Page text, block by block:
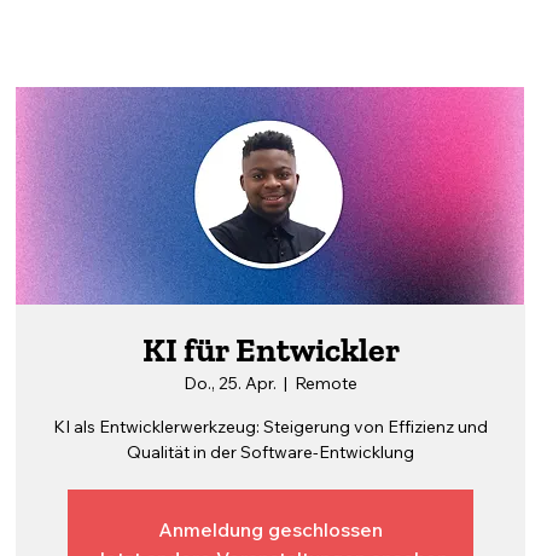
KI für Entwickler
Do., 25. Apr.
  |
Remote
KI als Entwicklerwerkzeug: Steigerung von Effizienz und
Qualität in der Software-Entwicklung
Anmeldung geschlossen